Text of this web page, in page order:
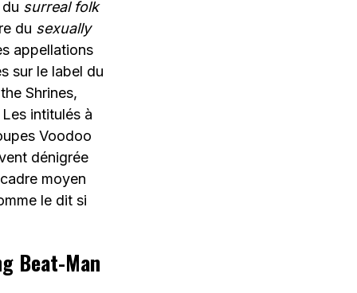
surreal folk
du sexually
appellations
sur le label du
Shrines,
intitulés à
Voodoo
dénigrée
moyen
le dit si
Beat-Man